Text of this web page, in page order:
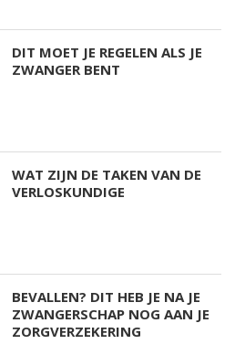
DIT MOET JE REGELEN ALS JE
ZWANGER BENT
WAT ZIJN DE TAKEN VAN DE
VERLOSKUNDIGE
BEVALLEN? DIT HEB JE NA JE
ZWANGERSCHAP NOG AAN JE
ZORGVERZEKERING